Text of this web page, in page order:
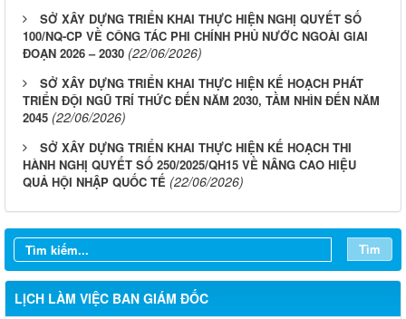
SỞ XÂY DỰNG TRIỂN KHAI THỰC HIỆN NGHỊ QUYẾT SỐ
100/NQ-CP VỀ CÔNG TÁC PHI CHÍNH PHỦ NƯỚC NGOÀI GIAI
ĐOẠN 2026 – 2030 (22/06/2026)
SỞ XÂY DỰNG TRIỂN KHAI THỰC HIỆN KẾ HOẠCH PHÁT
TRIỂN ĐỘI NGŨ TRÍ THỨC ĐẾN NĂM 2030, TẦM NHÌN ĐẾN NĂM
2045 (22/06/2026)
SỞ XÂY DỰNG TRIỂN KHAI THỰC HIỆN KẾ HOẠCH THI
HÀNH NGHỊ QUYẾT SỐ 250/2025/QH15 VỀ NÂNG CAO HIỆU
QUẢ HỘI NHẬP QUỐC TẾ (22/06/2026)
Tìm
LỊCH LÀM VIỆC BAN GIÁM ĐỐC